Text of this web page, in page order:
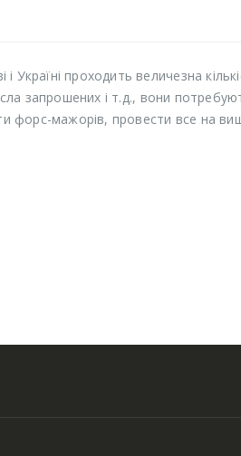
і Україні проходить величезна
запрошених і т.д., вони
форс-мажорів, провести все на